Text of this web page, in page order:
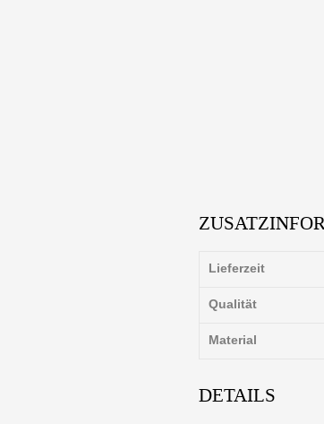
Lieferzeit
Qualität
Material
DETAILS